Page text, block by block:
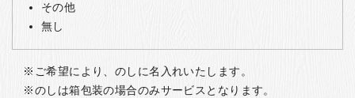
その他
無し
ご希望により、のしに名入れいたします。
のしは箱包装の場合のみサービスとなります。